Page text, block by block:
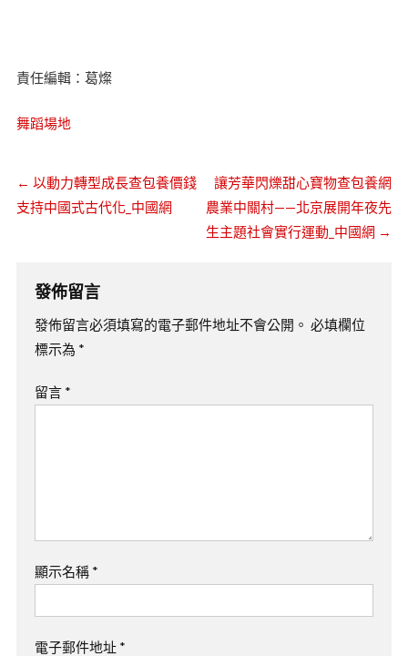
責任編輯：葛燦
舞蹈場地
← 以動力轉型成長查包養價錢
支持中國式古代化_中國網
讓芳華閃爍甜心寶物查包養網
農業中關村——北京展開年夜先
生主題社會實行運動_中國網 →
發佈留言
發佈留言必須填寫的電子郵件地址不會公開。 必填欄位
標示為 *
留言 *
顯示名稱 *
電子郵件地址 *